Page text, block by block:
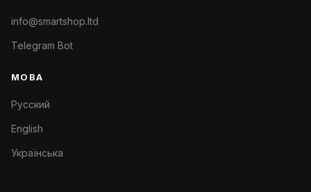
info@smartshop.ltd
Telegram Bot
МОВА
Русский
English
Українська